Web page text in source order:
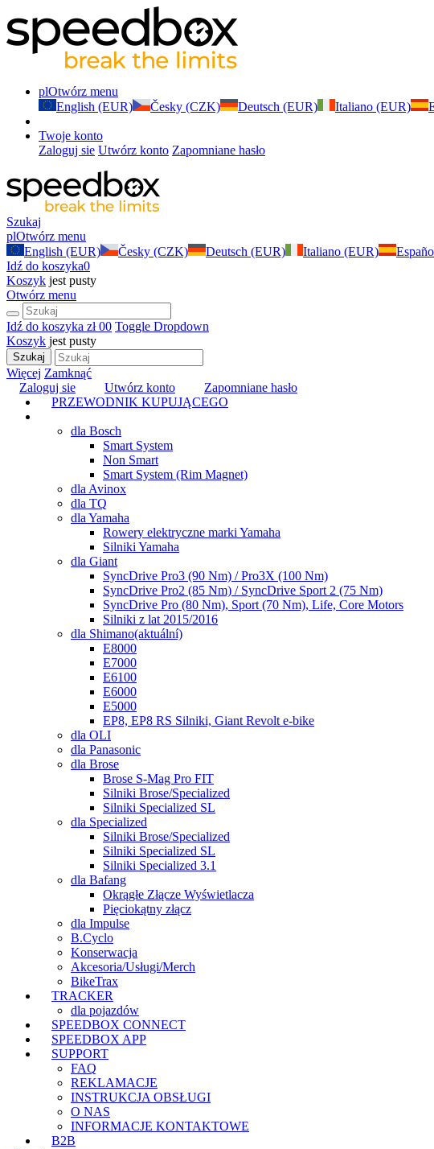
plOtwórz menu
English (EUR)
Česky (CZK) Deutsch (EUR) Italiano (EUR)
Twoje konto
Zaloguj sie Utwórz konto Zapomniane hasło
Szukaj
plOtwórz menu
English (EUR)
Česky (CZK) Deutsch (EUR) Italiano (EUR)
Idź do koszyka0
Koszyk jest pusty
Otwórz menu
Idź do koszyka zł 00 Toggle Dropdown
Koszyk jest pusty
Szukaj
Więcej Zamknąć
Zaloguj sie
Utwórz konto
Zapomniane hasło
PRZEWODNIK KUPUJĄCEGO
dla Bosch
Smart System
Non Smart
Smart System (Rim Magnet)
dla Avinox
dla TQ
dla Yamaha
Rowery elektryczne marki Yamaha
Silniki Yamaha
dla Giant
SyncDrive Pro3 (90 Nm) / Pro3X (100 Nm)
SyncDrive Pro2 (85 Nm) / SyncDrive Sport 2 (75 Nm)
SyncDrive Pro (80 Nm), Sport (70 Nm), Life, Core Motors
Silniki z lat 2015/2016
dla Shimano(aktuální)
E8000
E7000
E6100
E6000
E5000
EP8, EP8 RS Silniki, Giant Revolt e-bike
dla OLI
dla Panasonic
dla Brose
Brose S-Mag Pro FIT
Silniki Brose/Specialized
Silniki Specialized SL
dla Specialized
Silniki Brose/Specialized
Silniki Specialized SL
Silniki Specialized 3.1
dla Bafang
Okrągłe Złącze Wyświetlacza
Pięciokątny złącz
dla Impulse
B.Cyclo
Konserwacja
Akcesoria/Usługi/Merch
BikeTrax
TRACKER
dla pojazdów
SPEEDBOX CONNECT
SPEEDBOX APP
SUPPORT
FAQ
REKLAMACJE
INSTRUKCJA OBSŁUGI
O NAS
INFORMACJE KONTAKTOWE
B2B